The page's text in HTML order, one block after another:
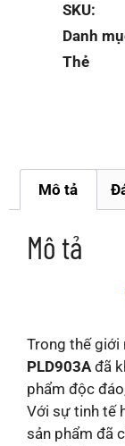
SKU:
Danh
Thẻ
Mô tả
Mô tả
Trong thế giới
PLD903Ađã
phẩm độc
Với sự tinh tế
sản phẩm đã